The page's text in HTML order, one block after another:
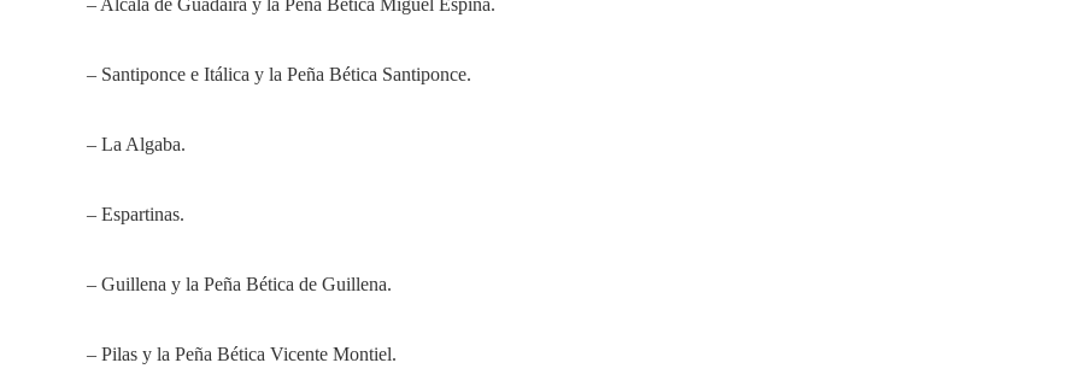
– Alcalá de Guadaira y la Peña Bética Miguel Espina.
– Santiponce e Itálica y la Peña Bética Santiponce.
– La Algaba.
– Espartinas.
– Guillena y la Peña Bética de Guillena.
– Pilas y la Peña Bética Vicente Montiel.